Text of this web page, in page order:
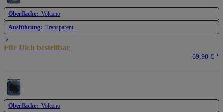
Oberfläche: Volcano
Ausführung: Transparent
Für Dich bestellbar
69,90 € *
Oberfläche: Volcano